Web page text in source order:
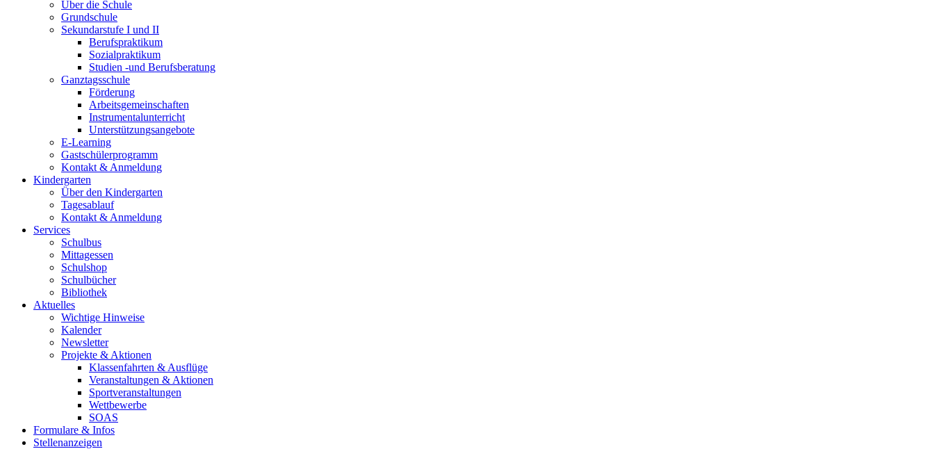
Über die Schule
Grundschule
Sekundarstufe I und II
Berufspraktikum
Sozialpraktikum
Studien -und Berufsberatung
Ganztagsschule
Förderung
Arbeitsgemeinschaften
Instrumentalunterricht
Unterstützungsangebote
E-Learning
Gastschülerprogramm
Kontakt & Anmeldung
Kindergarten
Über den Kindergarten
Tagesablauf
Kontakt & Anmeldung
Services
Schulbus
Mittagessen
Schulshop
Schulbücher
Bibliothek
Aktuelles
Wichtige Hinweise
Kalender
Newsletter
Projekte & Aktionen
Klassenfahrten & Ausflüge
Veranstaltungen & Aktionen
Sportveranstaltungen
Wettbewerbe
SOAS
Formulare & Infos
Stellenanzeigen